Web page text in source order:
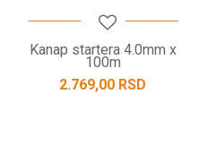
Kanap startera 4.0mm x
100m
2.769,00 RSD